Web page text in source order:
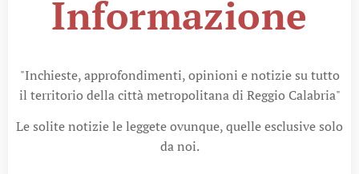
Informazione
"Inchieste, approfondimenti, opinioni e notizie su tutto
il territorio della città metropolitana di Reggio Calabria"
Le solite notizie le leggete ovunque, quelle esclusive solo
da noi.